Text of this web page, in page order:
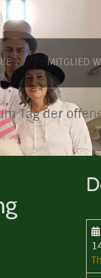
MITGLIED
Tag der